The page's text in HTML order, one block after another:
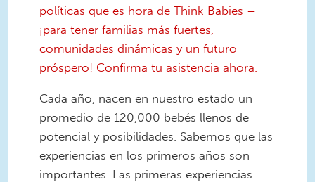
políticas que es hora de Think Babies –
¡para tener familias más fuertes,
comunidades dinámicas y un futuro
próspero! Confirma tu asistencia ahora.
Cada año, nacen en nuestro estado un
promedio de 120,000 bebés llenos de
potencial y posibilidades. Sabemos que las
experiencias en los primeros años son
importantes. Las primeras experiencias